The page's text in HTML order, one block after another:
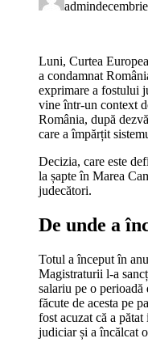
admin
Luni, Curtea
a condamnat
exprimare a fostului
vine într-un context
România, după
care a împărțit
Decizia, care este
la șapte în Marea
judecători.
De unde a
Totul a început în
Magistraturii l-a
salariu pe o
făcute de acesta pe
fost acuzat că a
judiciar și a încălcat